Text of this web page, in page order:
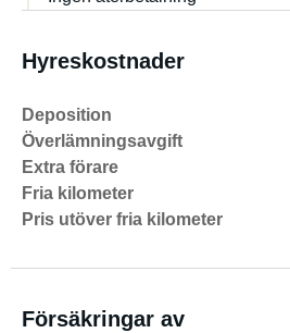
Hyreskostnader
Deposition
Överlämningsavgift
Extra förare
Fria kilometer
Pris utöver fria kilometer
Försäkringar av